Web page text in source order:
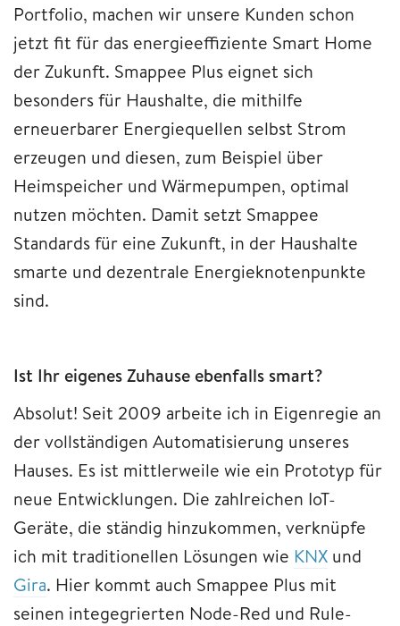
Portfolio, machen wir unsere Kunden schon
jetzt fit für das energieeffiziente Smart Home
der Zukunft. Smappee Plus eignet sich
besonders für Haushalte, die mithilfe
erneuerbarer Energiequellen selbst Strom
erzeugen und diesen, zum Beispiel über
Heimspeicher und Wärmepumpen, optimal
nutzen möchten. Damit setzt Smappee
Standards für eine Zukunft, in der Haushalte
smarte und dezentrale Energieknotenpunkte
sind.
Ist Ihr eigenes Zuhause ebenfalls smart?
Absolut! Seit 2009 arbeite ich in Eigenregie an
der vollständigen Automatisierung unseres
Hauses. Es ist mittlerweile wie ein Prototyp für
neue Entwicklungen. Die zahlreichen IoT-
Geräte, die ständig hinzukommen, verknüpfe
ich mit traditionellen Lösungen wie KNX und
Gira. Hier kommt auch Smappee Plus mit
seinen integegrierten Node-Red und Rule-